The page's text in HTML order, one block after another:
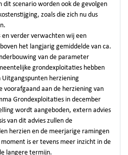
dit scenario worden ook de gevolgen
zoals die zich nu dus
en verder verwachten wij een
het langjarig gemiddelde van ca.
van de parameter
grondexploitaties hebben
herziening
voorafgaand aan de herziening van
Grondexploitaties in december
wordt aangeboden, extern advies
van dit advies zullen de
herzien en de meerjarige ramingen
is er tevens meer inzicht in de
langere termijn.